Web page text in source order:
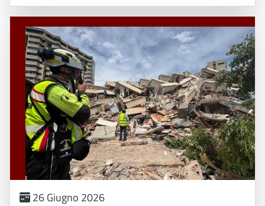
26 Giugno 2026